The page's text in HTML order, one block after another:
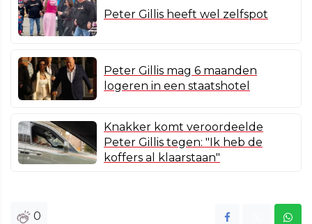
Peter Gillis heeft wel zelfspot
Peter Gillis mag 6 maanden
logeren in een staatshotel
Knakker komt veroordeelde
Peter Gillis tegen: "Ik heb de
koffers al klaarstaan"
0